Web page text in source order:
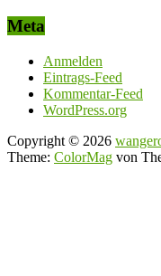
Meta
Anmelden
Eintrags-Feed
Kommentar-Feed
WordPress.org
Copyright © 2026
Theme: ColorMag von